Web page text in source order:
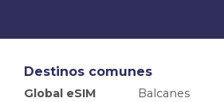
Destinos comunes
Global eSIM
Balcanes